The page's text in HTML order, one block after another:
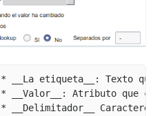
__La etiqueta__: Texto que
__Valor__: Atributo que
__Delimitador__ Caracteres